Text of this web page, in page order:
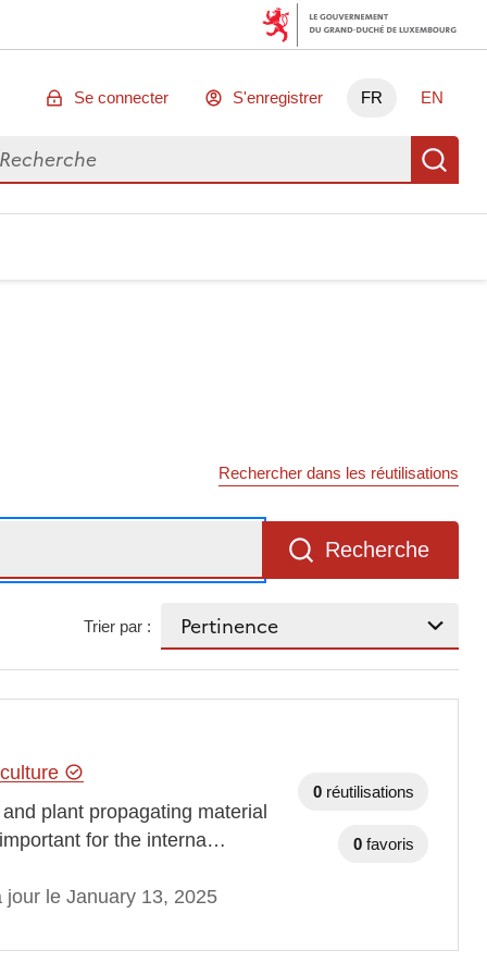
Se connecter S'enregistrer FR EN
des données
Rechercher dans les réutilisations
Recherche
Trier par :
plant propagating material
for the interna…
jour le January 13, 2025
0 réutilisations
0 favoris